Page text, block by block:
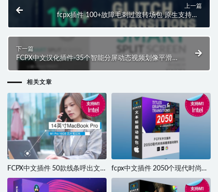
上一篇
fcpx插件 100+故障毛刺过渡转场包 原生支持M1
Glitch Transitions
下一篇
FCPX中文汉化插件-35个智能分屏动态视频划像平滑过
相关文章
FCPX中文插件 50款线条呼出文
字标题注释介绍动画插件 支持M1
M2 M3 M4 M5
fcpx中文插件 2050个现代时尚标
题LOGO排版动画转场过渡预设插
件 支持M1 M2